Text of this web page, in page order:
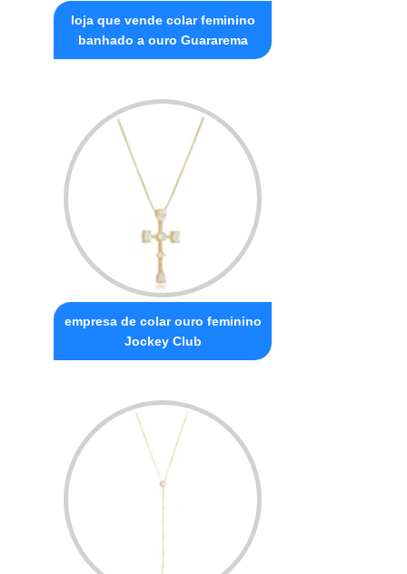
loja que vende colar feminino
banhado a ouro Guararema
empresa de colar ouro feminino
Jockey Club